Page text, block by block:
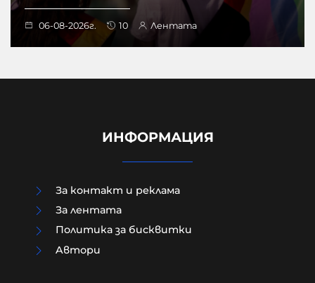
06-08-2026г. 10 Лентата
Чудо в „Пирогов“: 15-годишният
ИНФОРМАЦИЯ
За контакт и реклама
За лентата
Политика за бисквитки
Aвтори